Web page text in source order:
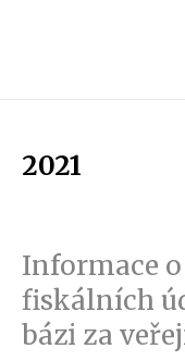
2021
Informace
fiskálních
bázi za